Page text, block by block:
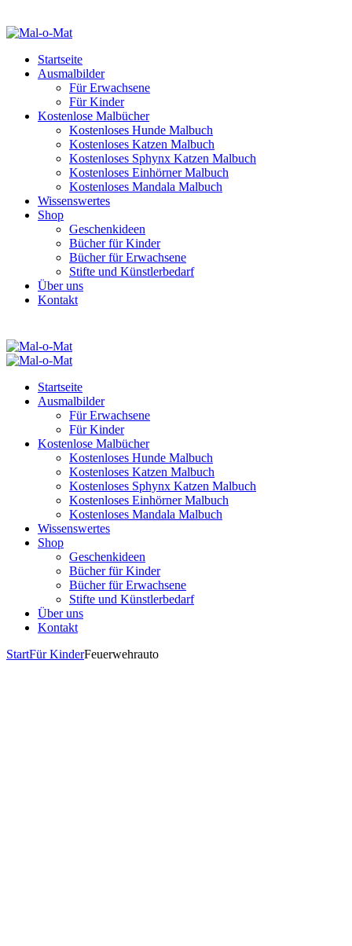
Startseite
Ausmalbilder
Für Erwachsene
Für Kinder
Kostenlose Malbücher
Kostenloses Hunde Malbuch
Kostenloses Katzen Malbuch
Kostenloses Sphynx Katzen Malbuch
Kostenloses Einhörner Malbuch
Kostenloses Mandala Malbuch
Wissenswertes
Shop
Geschenkideen
Bücher für Kinder
Bücher für Erwachsene
Stifte und Künstlerbedarf
Über uns
Kontakt
Startseite
Ausmalbilder
Für Erwachsene
Für Kinder
Kostenlose Malbücher
Kostenloses Hunde Malbuch
Kostenloses Katzen Malbuch
Kostenloses Sphynx Katzen Malbuch
Kostenloses Einhörner Malbuch
Kostenloses Mandala Malbuch
Wissenswertes
Shop
Geschenkideen
Bücher für Kinder
Bücher für Erwachsene
Stifte und Künstlerbedarf
Über uns
Kontakt
StartFür KinderFeuerwehrauto